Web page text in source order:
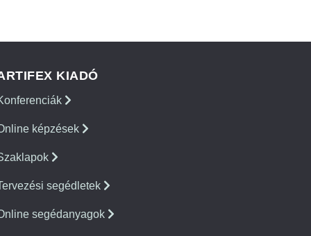
KIADÓ
képzések
segédletek
segédanyagok